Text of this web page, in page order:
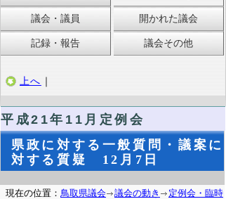
議会・議員 開かれた議会
記録・報告 議会その他
上へ ｜
平成21年11月定例会
県政に対する一般質問・議案に
対する質疑 12月7日
現在の位置： 鳥取県議会 議会の動き
定例会・臨時